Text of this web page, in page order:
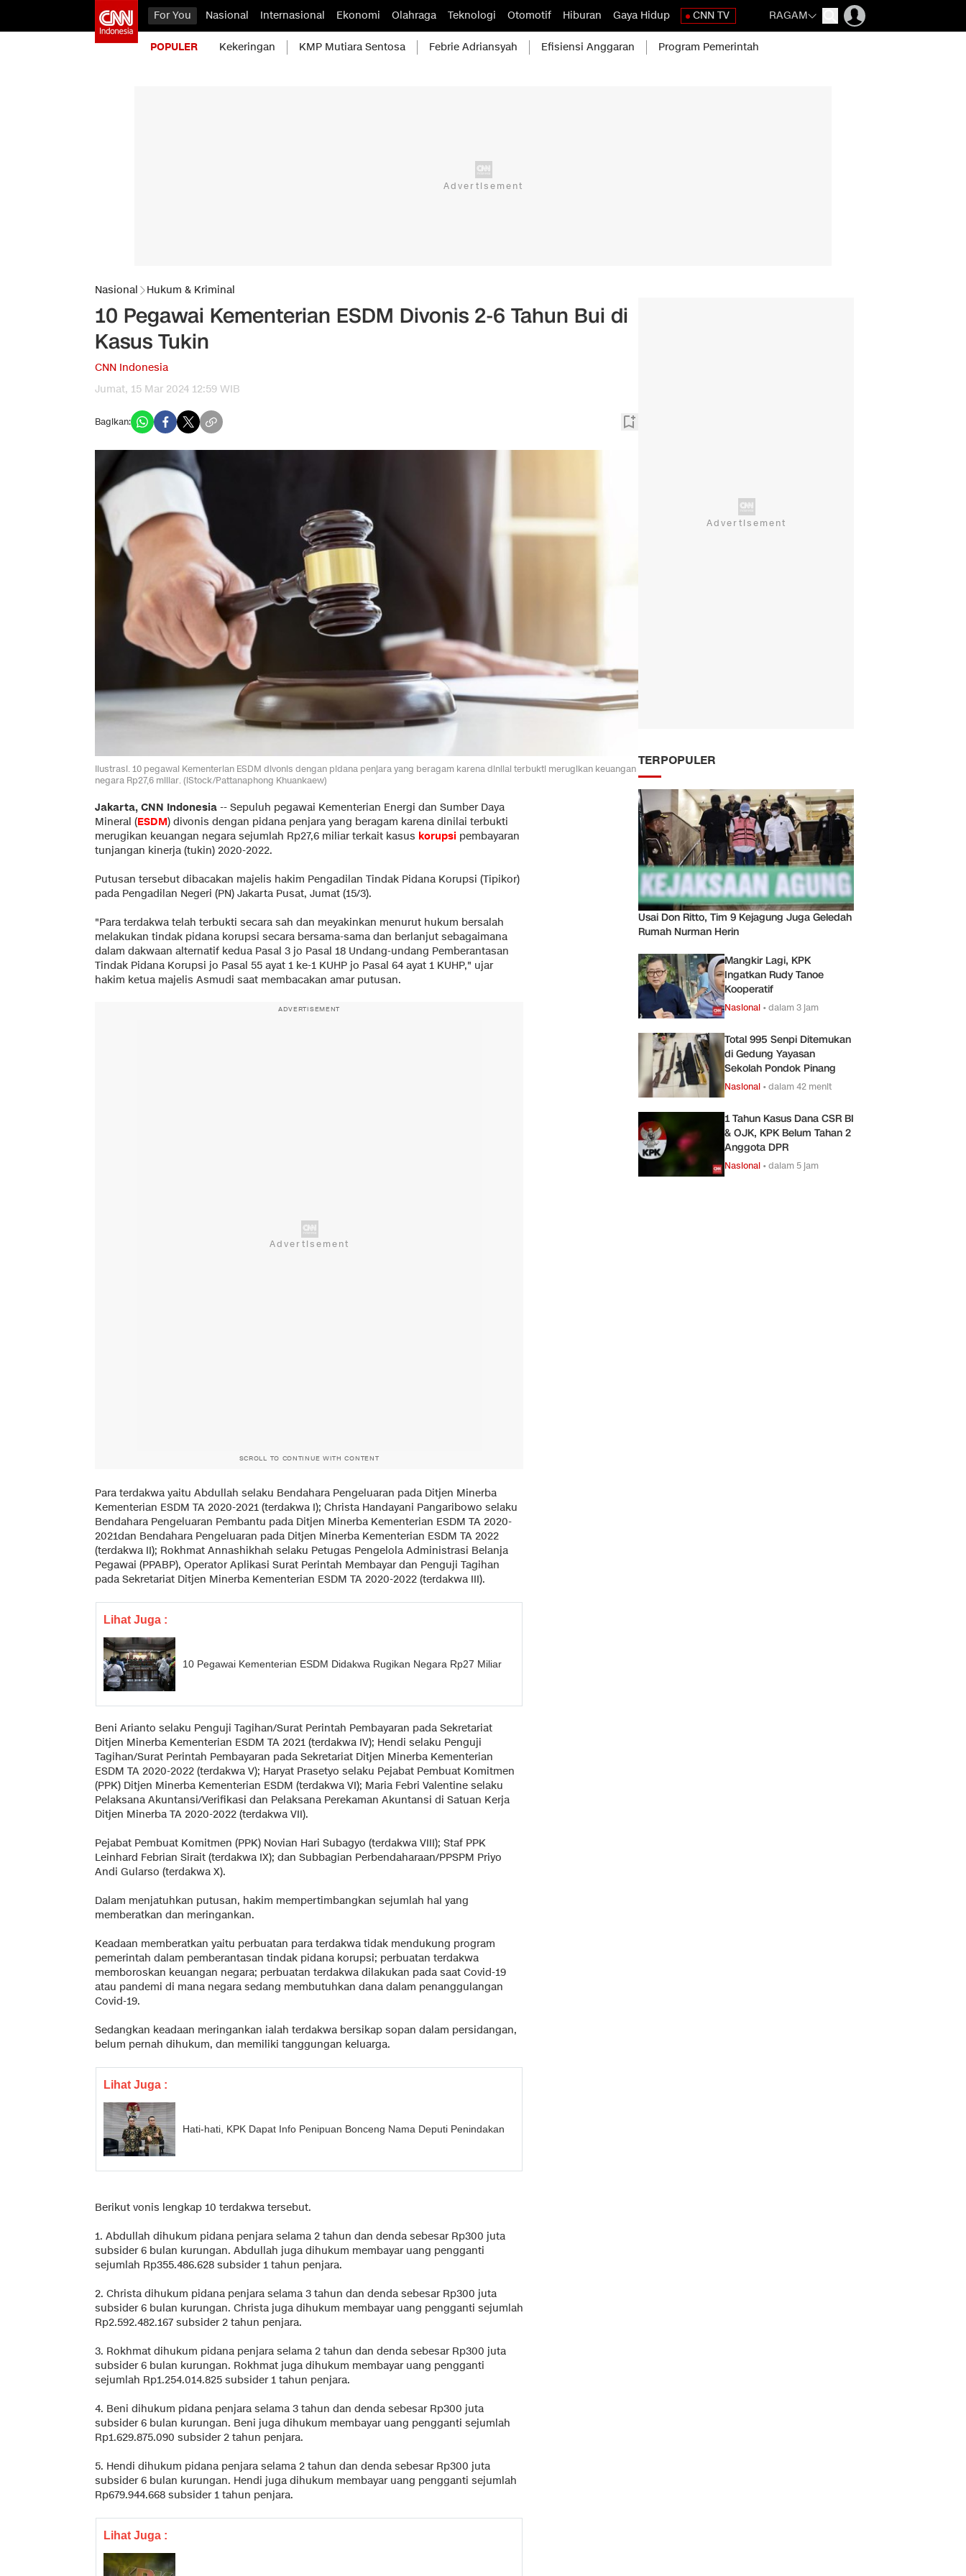
For You Nasional Internasional Ekonomi Olahraga Teknologi Otomotif Hiburan Gaya Hidup CNN TV RAGAM
POPULER Kekeringan KMP Mutiara Sentosa Febrie Adriansyah Efisiensi Anggaran Program Pemerintah
Nasional Hukum & Kriminal
10 Pegawai Kementerian ESDM Divonis 2-6 Tahun Bui di
Kasus Tukin
CNN Indonesia
Jumat, 15 Mar 2024 12:59 WIB
Bagikan:
Ilustrasi. 10 pegawai Kementerian ESDM divonis dengan pidana penjara yang beragam karena dinilai terbukti merugikan keuangan
negara Rp27,6 miliar. (iStock/Pattanaphong Khuankaew)
Jakarta, CNN Indonesia -- Sepuluh pegawai Kementerian Energi dan Sumber Daya
Mineral (ESDM) divonis dengan pidana penjara yang beragam karena dinilai terbukti
merugikan keuangan negara sejumlah Rp27,6 miliar terkait kasus korupsi pembayaran
tunjangan kinerja (tukin) 2020-2022.
Putusan tersebut dibacakan majelis hakim Pengadilan Tindak Pidana Korupsi (Tipikor)
pada Pengadilan Negeri (PN) Jakarta Pusat, Jumat (15/3).
"Para terdakwa telah terbukti secara sah dan meyakinkan menurut hukum bersalah
melakukan tindak pidana korupsi secara bersama-sama dan berlanjut sebagaimana
dalam dakwaan alternatif kedua Pasal 3 jo Pasal 18 Undang-undang Pemberantasan
Tindak Pidana Korupsi jo Pasal 55 ayat 1 ke-1 KUHP jo Pasal 64 ayat 1 KUHP," ujar
hakim ketua majelis Asmudi saat membacakan amar putusan.
ADVERTISEMENT
SCROLL TO CONTINUE WITH CONTENT
Para terdakwa yaitu Abdullah selaku Bendahara Pengeluaran pada Ditjen Minerba
Kementerian ESDM TA 2020-2021 (terdakwa I); Christa Handayani Pangaribowo selaku
Bendahara Pengeluaran Pembantu pada Ditjen Minerba Kementerian ESDM TA 2020-
2021dan Bendahara Pengeluaran pada Ditjen Minerba Kementerian ESDM TA 2022
(terdakwa II); Rokhmat Annashikhah selaku Petugas Pengelola Administrasi Belanja
Pegawai (PPABP), Operator Aplikasi Surat Perintah Membayar dan Penguji Tagihan
pada Sekretariat Ditjen Minerba Kementerian ESDM TA 2020-2022 (terdakwa III).
Lihat Juga :
10 Pegawai Kementerian ESDM Didakwa Rugikan Negara Rp27 Miliar
Beni Arianto selaku Penguji Tagihan/Surat Perintah Pembayaran pada Sekretariat
Ditjen Minerba Kementerian ESDM TA 2021 (terdakwa IV); Hendi selaku Penguji
Tagihan/Surat Perintah Pembayaran pada Sekretariat Ditjen Minerba Kementerian
ESDM TA 2020-2022 (terdakwa V); Haryat Prasetyo selaku Pejabat Pembuat Komitmen
(PPK) Ditjen Minerba Kementerian ESDM (terdakwa VI); Maria Febri Valentine selaku
Pelaksana Akuntansi/Verifikasi dan Pelaksana Perekaman Akuntansi di Satuan Kerja
Ditjen Minerba TA 2020-2022 (terdakwa VII).
Pejabat Pembuat Komitmen (PPK) Novian Hari Subagyo (terdakwa VIII); Staf PPK
Leinhard Febrian Sirait (terdakwa IX); dan Subbagian Perbendaharaan/PPSPM Priyo
Andi Gularso (terdakwa X).
Dalam menjatuhkan putusan, hakim mempertimbangkan sejumlah hal yang
memberatkan dan meringankan.
Keadaan memberatkan yaitu perbuatan para terdakwa tidak mendukung program
pemerintah dalam pemberantasan tindak pidana korupsi; perbuatan terdakwa
memboroskan keuangan negara; perbuatan terdakwa dilakukan pada saat Covid-19
atau pandemi di mana negara sedang membutuhkan dana dalam penanggulangan
Covid-19.
Sedangkan keadaan meringankan ialah terdakwa bersikap sopan dalam persidangan,
belum pernah dihukum, dan memiliki tanggungan keluarga.
Lihat Juga :
Hati-hati, KPK Dapat Info Penipuan Bonceng Nama Deputi Penindakan
Berikut vonis lengkap 10 terdakwa tersebut.
1. Abdullah dihukum pidana penjara selama 2 tahun dan denda sebesar Rp300 juta
subsider 6 bulan kurungan. Abdullah juga dihukum membayar uang pengganti
sejumlah Rp355.486.628 subsider 1 tahun penjara.
2. Christa dihukum pidana penjara selama 3 tahun dan denda sebesar Rp300 juta
subsider 6 bulan kurungan. Christa juga dihukum membayar uang pengganti sejumlah
Rp2.592.482.167 subsider 2 tahun penjara.
3. Rokhmat dihukum pidana penjara selama 2 tahun dan denda sebesar Rp300 juta
subsider 6 bulan kurungan. Rokhmat juga dihukum membayar uang pengganti
sejumlah Rp1.254.014.825 subsider 1 tahun penjara.
4. Beni dihukum pidana penjara selama 3 tahun dan denda sebesar Rp300 juta
subsider 6 bulan kurungan. Beni juga dihukum membayar uang pengganti sejumlah
Rp1.629.875.090 subsider 2 tahun penjara.
5. Hendi dihukum pidana penjara selama 2 tahun dan denda sebesar Rp300 juta
subsider 6 bulan kurungan. Hendi juga dihukum membayar uang pengganti sejumlah
Rp679.944.668 subsider 1 tahun penjara.
Lihat Juga :
TERPOPULER
Usai Don Ritto, Tim 9 Kejagung Juga Geledah
Rumah Nurman Herin
Mangkir Lagi, KPK
Ingatkan Rudy Tanoe
Kooperatif
Nasional •dalam 3 jam
Total 995 Senpi Ditemukan
di Gedung Yayasan
Sekolah Pondok Pinang
Nasional •dalam 42 menit
1 Tahun Kasus Dana CSR BI
& OJK, KPK Belum Tahan 2
Anggota DPR
Nasional •dalam 5 jam